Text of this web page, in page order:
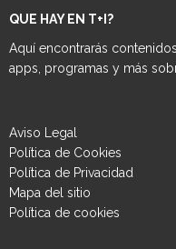
QUE HAY EN T+I?
Aquí encontrarás
apps, programas y más
Aviso Legal
Política de Cookies
Política de Privacidad
Mapa del sitio
Política de cookies